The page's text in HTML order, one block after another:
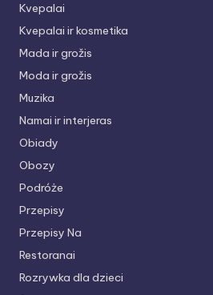
Kvepalai
Kvepalai ir kosmetika
Mada ir grožis
Moda ir grožis
Muzika
Namai ir interjeras
Obiady
Obozy
Podróże
Przepisy
Przepisy Na
Restoranai
Rozrywka dla dzieci